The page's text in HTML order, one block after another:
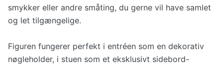
smykker eller andre småting, du gerne vil have samlet
og let tilgængelige.
Figuren fungerer perfekt i entréen som en dekorativ
nøgleholder, i stuen som et eksklusivt sidebord-